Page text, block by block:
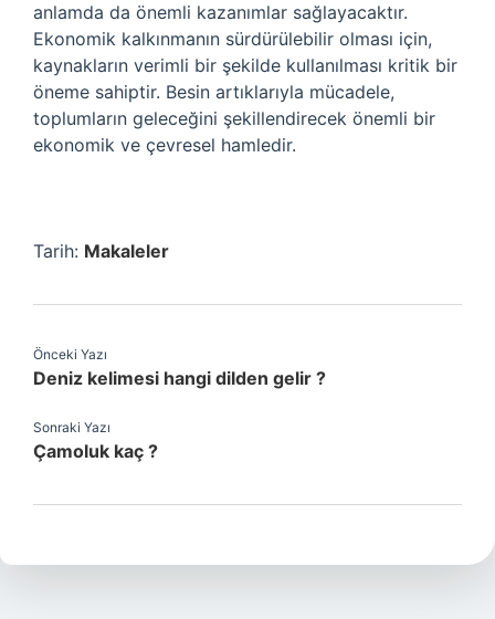
anlamda da önemli kazanımlar sağlayacaktır.
Ekonomik kalkınmanın sürdürülebilir olması için,
kaynakların verimli bir şekilde kullanılması kritik bir
öneme sahiptir. Besin artıklarıyla mücadele,
toplumların geleceğini şekillendirecek önemli bir
ekonomik ve çevresel hamledir.
Tarih: Makaleler
Önceki Yazı
Deniz kelimesi hangi dilden gelir ?
Sonraki Yazı
Çamoluk kaç ?